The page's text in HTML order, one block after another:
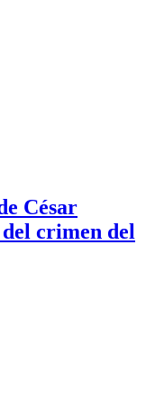
César
crimen del